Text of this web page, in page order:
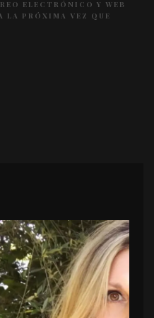
ELECTRÓNICO Y WEB
LA PRÓXIMA VEZ QUE